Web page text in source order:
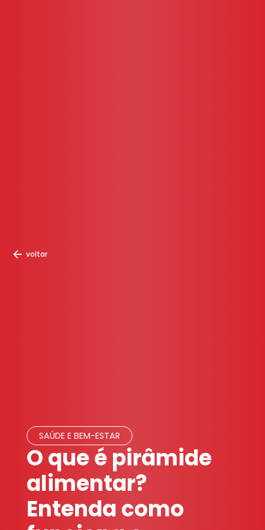
voltar
SAÚDE E BEM-ESTAR
O que é pirâmide
alimentar?
Entenda como